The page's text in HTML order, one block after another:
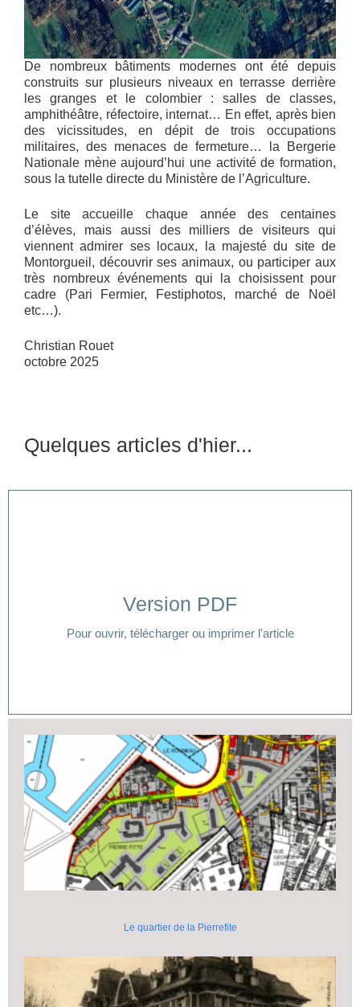
De nombreux bâtiments modernes ont été depuis
construits sur plusieurs niveaux en terrasse derrière
les granges et le colombier : salles de classes,
amphithéâtre, réfectoire, internat… En effet, après bien
des vicissitudes, en dépit de trois occupations
militaires, des menaces de fermeture… la Bergerie
Nationale mène aujourd’hui une activité de formation,
sous la tutelle directe du Ministère de l’Agriculture.
Le site accueille chaque année des centaines
d’élèves, mais aussi des milliers de visiteurs qui
viennent admirer ses locaux, la majesté du site de
Montorgueil, découvrir ses animaux, ou participer aux
très nombreux événements qui la choisissent pour
cadre (Pari Fermier, Festiphotos, marché de Noël
etc…).
Christian Rouet
octobre 2025
Quelques articles d'hier...
Version PDF
Pour ouvrir, télécharger ou imprimer l'article
Cliquer ici
Le quartier de la Pierrefite